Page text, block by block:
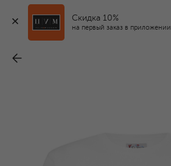
Скидка 10%
на первый заказ в приложении